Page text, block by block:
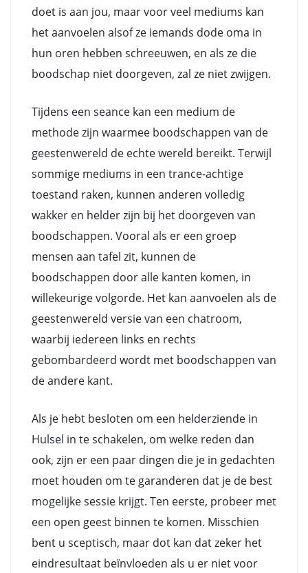
doet is aan jou, maar voor veel mediums kan
het aanvoelen alsof ze iemands dode oma in
hun oren hebben schreeuwen, en als ze die
boodschap niet doorgeven, zal ze niet zwijgen.
Tijdens een seance kan een medium de
methode zijn waarmee boodschappen van de
geestenwereld de echte wereld bereikt. Terwijl
sommige mediums in een trance-achtige
toestand raken, kunnen anderen volledig
wakker en helder zijn bij het doorgeven van
boodschappen. Vooral als er een groep
mensen aan tafel zit, kunnen de
boodschappen door alle kanten komen, in
willekeurige volgorde. Het kan aanvoelen als de
geestenwereld versie van een chatroom,
waarbij iedereen links en rechts
gebombardeerd wordt met boodschappen van
de andere kant.
Als je hebt besloten om een helderziende in
Hulsel in te schakelen, om welke reden dan
ook, zijn er een paar dingen die je in gedachten
moet houden om te garanderen dat je de best
mogelijke sessie krijgt. Ten eerste, probeer met
een open geest binnen te komen. Misschien
bent u sceptisch, maar dot kan dat zeker het
eindresultaat beïnvloeden als u er niet voor